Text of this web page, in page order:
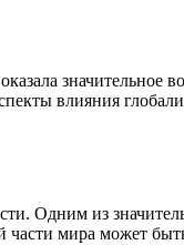
значительное
влияния
Одним из
мира может